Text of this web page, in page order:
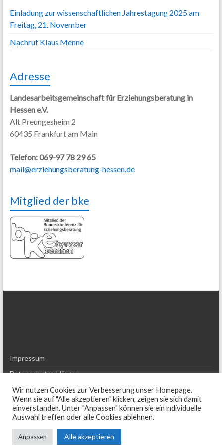
Einladung zur wissenschaftlichen Jahrestagung 2025 am
Freitag, 21. November
Nachruf Klaus Menne
Adresse
Landesarbeitsgemeinschaft für Erziehungsberatung in
Hessen e.V.
Alt Preungesheim 2
60435 Frankfurt am Main
Telefon: 069-97 78 29 65
mail@erziehungsberatung-hessen.de
Mitglied der bke
Impressum
Datenschutzerklärung
Haftungsausschluss (Disclaimer)
© 2026Landesarbeitsgemeinschaft für Erziehungsberatung in Hessen e.V.
Wir nutzen Cookies zur Verbesserung unser Homepage.
Wenn sie auf "Alle akzeptieren" klicken, zeigen sie sich damit
einverstanden. Unter "Anpassen" können sie ein individuelle
Auswahl treffen oder alle Cookies ablehnen.
Anpassen Alle akzeptieren